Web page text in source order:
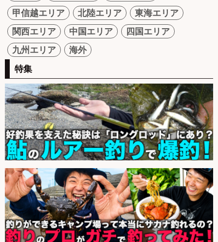
甲信越エリア
北陸エリア
東海エリア
関西エリア
中国エリア
四国エリア
九州エリア
海外
特集